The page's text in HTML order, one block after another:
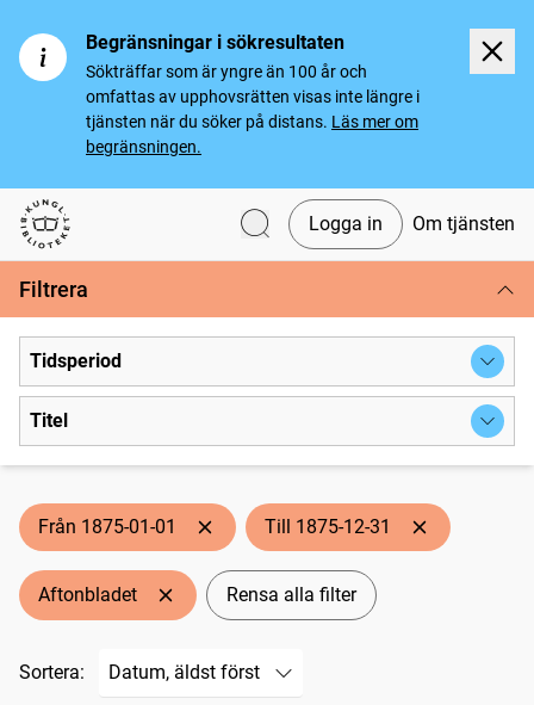
Begränsningar i sökresultaten
Sökträffar som är yngre än 100 år och
omfattas av upphovsrätten visas inte längre i
tjänsten när du söker på distans. Läs mer om
begränsningen.
Svenska tidningar
Logga in Om tjänsten
Filtrera
Tidsperiod
Titel
Från 1875-01-01 Till 1875-12-31
Aftonbladet Rensa alla filter
Sortera: